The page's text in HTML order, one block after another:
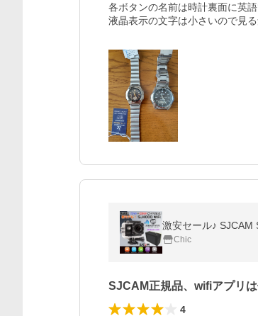
各ボタンの名前は時計裏面に英語
液晶表示の文字は小さいので見
Chic
SJCAM正規品、wifiアプリは
4